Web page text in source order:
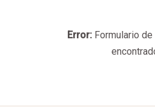
Error: Formulario